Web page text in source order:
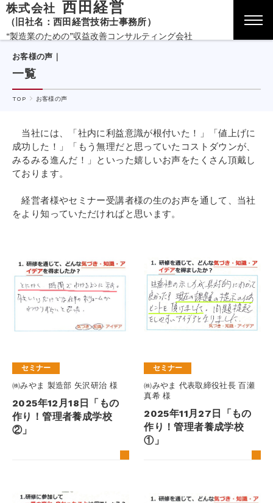
株式会社 西田経営
（旧社名：西田経営技術士事務所）
“製造業のための”収益改善コンサルティング会社
お客様の声｜
一覧
TOP お客様の声
当社には、「社内に利益意識が根付いた！」「値上げに
成功した！」「もう無理だと思っていたコストダウンが、
みるみる進んだ！」といった嬉しいお声をたくさん頂戴し
ております。
経営者様やセミナー受講者様の生のお声を通して、当社
をより知っていただければと思います。
セミナー
㈱みやま 製造部 矢沢研治 様
2025年12月18日「もの
作り！管理者養成学校
②」
セミナー
㈱みやま 代表取締役社長 百瀬
真希 様
2025年11月27日「もの
作り！管理者養成学校
①」